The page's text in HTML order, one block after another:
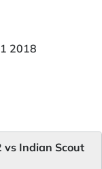
vs Indian Scout